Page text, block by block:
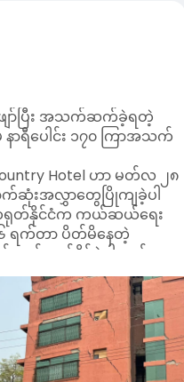
ာ
ော်ပြီး အသက်ဆက်ခဲ့ရတဲ့
ာရီပေါင်း ၁၇၀ ကြာအသက်
Hotel ဟာ မတ်လ ၂၈
က်ဆုံးအလွှာတွေပြိုကျခဲ့ပါ
တ်နိုင်ငံက ကယ်ဆယ်ရေး
ရက်တာ ပိတ်မိနေတဲ့
ကယ်ဆယ်နိုင်ခဲ့ပါတယ်။
နေတဲ့အချိန်မှာ စားသောက်
ဝယ်ယူလာတဲ့ Ensure ဗူး
လည်းမရှိတာကြောင့် သူ့
တာဖြစ်ပါတယ်။ အဆိုပါ
င်း ၁၇၀ ကြာပိတ်မိပြီးမှ
ပါတယ်။